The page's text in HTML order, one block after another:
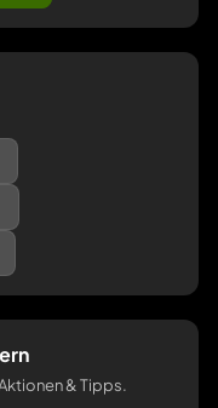
& Tipps.